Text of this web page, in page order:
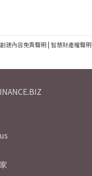
建內容免責聲明| 智慧財產權聲明